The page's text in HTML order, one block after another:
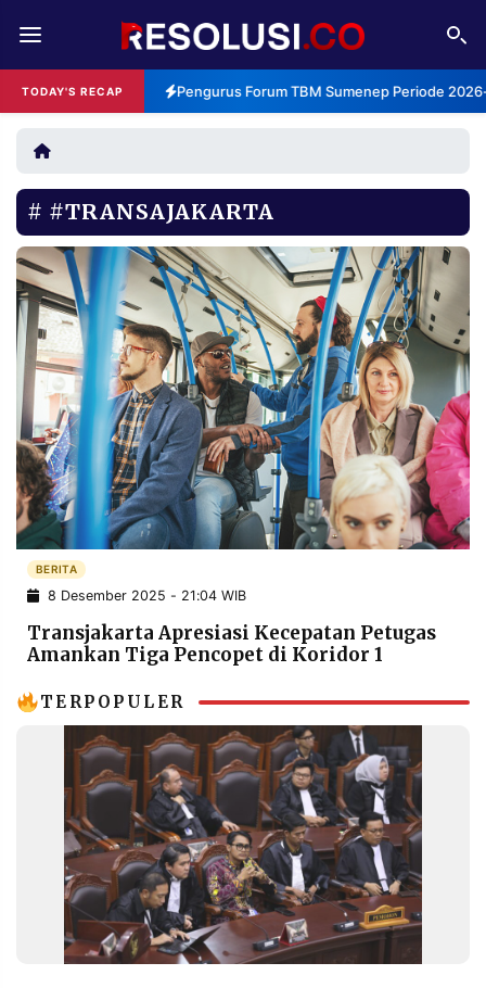
TODAY'S RECAP Pengurus Forum TBM Sumenep Periode
REDAKSI TENTANG
RESOLUSI IKLAN
RUBRIKASI
EDITORIAL AKSARA
FINANSIA PERSONA
DAERAH NASIONAL
MANCA SPORT
INFORMASI
PRIVACY
POLICY
BERITA
WARGA
INFORMASI
IKLAN
KIRIM
PENGADUAN TERM
SERVICE
IKUTI
RESOLUSI
#TRANSAJAKARTA
BERITA
8 Desember 2025 - 21:04 WIB
Transjakarta Apresiasi Kecepatan Petugas
Amankan Tiga Pencopet di Koridor 1
TERPOPULER